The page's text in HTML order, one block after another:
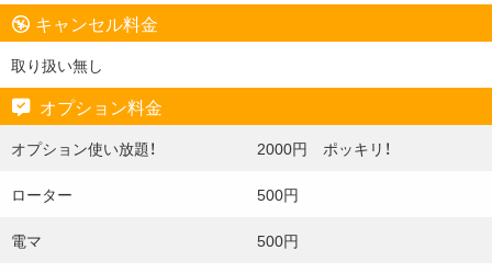
キャンセル料金
取り扱い無し
オプション料金
オプション使い放題！ 2000円 ポッキリ！
ローター 500円
電マ 500円